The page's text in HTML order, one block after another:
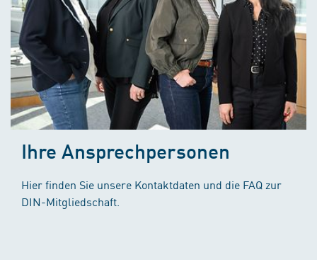
Ihre Ansprechpersonen
Hier finden Sie unsere Kontaktdaten und die FAQ zur
DIN-Mitgliedschaft.